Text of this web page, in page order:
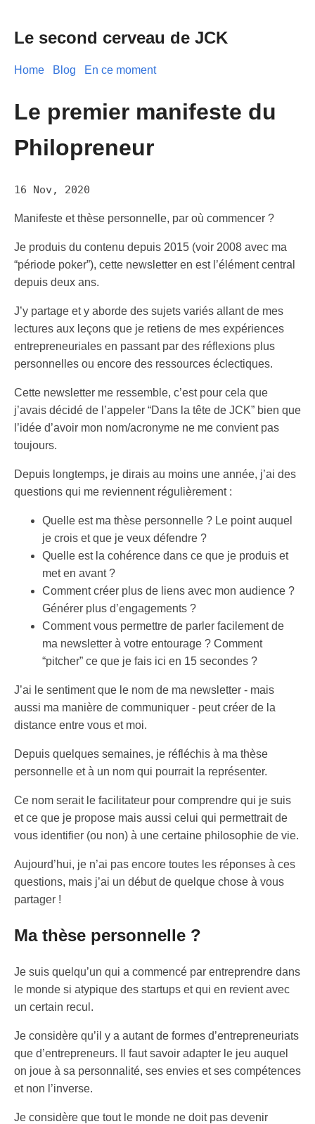
Le second cerveau de JCK
Home Blog En ce moment
Le premier manifeste du
Philopreneur
16 Nov, 2020
Manifeste et thèse personnelle, par où commencer ?
Je produis du contenu depuis 2015 (voir 2008 avec ma
“période poker”), cette newsletter en est l’élément central
depuis deux ans.
J’y partage et y aborde des sujets variés allant de mes
lectures aux leçons que je retiens de mes expériences
entrepreneuriales en passant par des réflexions plus
personnelles ou encore des ressources éclectiques.
Cette newsletter me ressemble, c’est pour cela que
j’avais décidé de l’appeler “Dans la tête de JCK” bien que
l’idée d’avoir mon nom/acronyme ne me convient pas
toujours.
Depuis longtemps, je dirais au moins une année, j’ai des
questions qui me reviennent régulièrement :
Quelle est ma thèse personnelle ? Le point auquel
je crois et que je veux défendre ?
Quelle est la cohérence dans ce que je produis et
met en avant ?
Comment créer plus de liens avec mon audience ?
Générer plus d’engagements ?
Comment vous permettre de parler facilement de
ma newsletter à votre entourage ? Comment
“pitcher” ce que je fais ici en 15 secondes ?
J’ai le sentiment que le nom de ma newsletter - mais
aussi ma manière de communiquer - peut créer de la
distance entre vous et moi.
Depuis quelques semaines, je réfléchis à ma thèse
personnelle et à un nom qui pourrait la représenter.
Ce nom serait le facilitateur pour comprendre qui je suis
et ce que je propose mais aussi celui qui permettrait de
vous identifier (ou non) à une certaine philosophie de vie.
Aujourd’hui, je n’ai pas encore toutes les réponses à ces
questions, mais j’ai un début de quelque chose à vous
partager !
Ma thèse personnelle ?
Je suis quelqu’un qui a commencé par entreprendre dans
le monde si atypique des startups et qui en revient avec
un certain recul.
Je considère qu’il y a autant de formes d’entrepreneuriats
que d’entrepreneurs. Il faut savoir adapter le jeu auquel
on joue à sa personnalité, ses envies et ses compétences
et non l’inverse.
Je considère que tout le monde ne doit pas devenir